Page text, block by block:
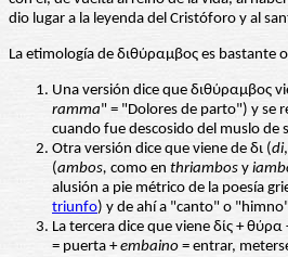
dio lugar a la leyenda del Cristóforo y al
La etimología de διθύραμβος es bastante
Una versión dice que διθύραμβος
ramma" = "Dolores de parto") y se
cuando fue descosido del muslo de
Otra versión dice que viene de δι (di
(ambos, como en thriambos y
alusión a pie métrico de la poesía
triunfo) y de ahí a "canto" o
La tercera dice que viene δίς + θύρα
= puerta +embaino = entrar,